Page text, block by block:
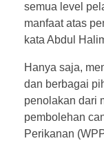
semua level
manfaat atas
kata Abdul
Hanya saja,
dan berbagai
penolakan dari
pembolehan
Perikanan